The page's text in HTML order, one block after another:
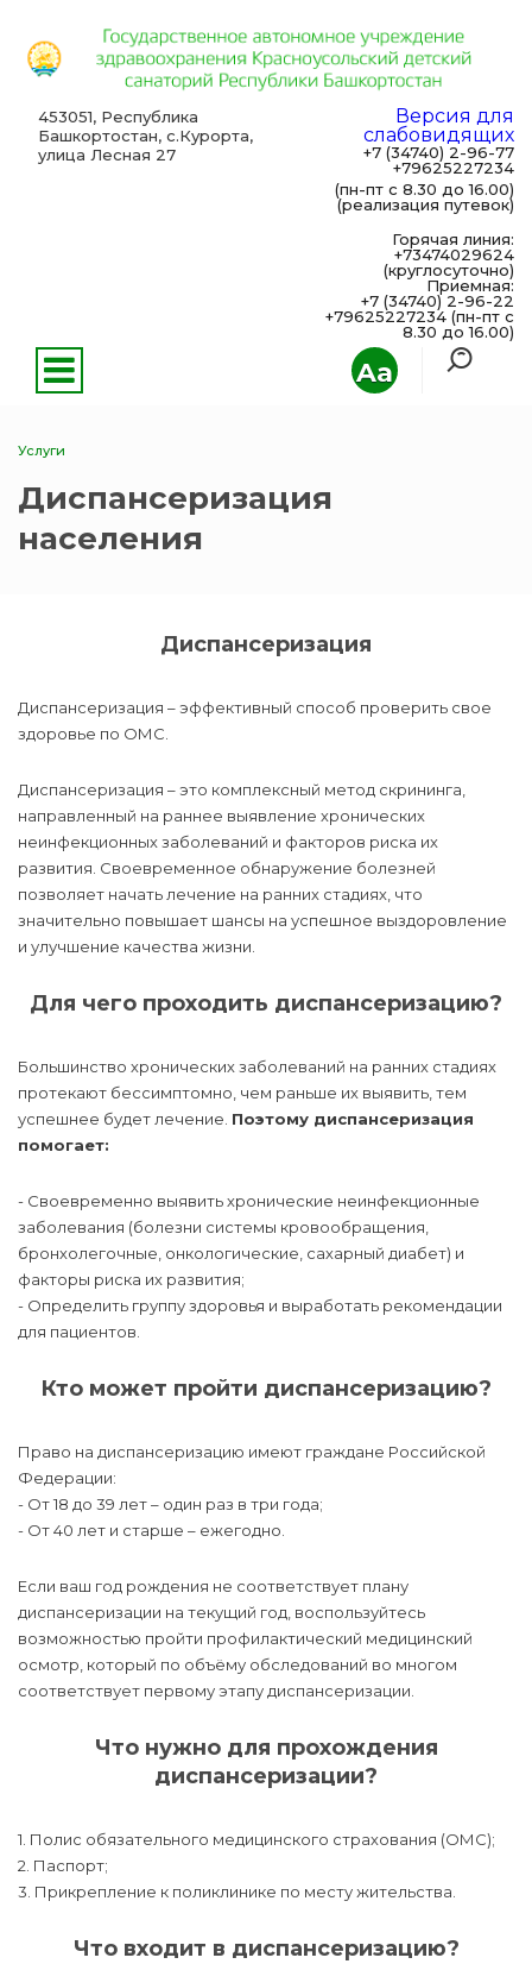
Aa
453051, Республика
Башкортостан, с.Курорта,
улица Лесная 27
Версия для
слабовидящих
+7 (34740) 2-96-77
+79625227234
(пн-пт с 8.30 до 16.00)
(реализация путевок)
Горячая линия:
+73474029624
(круглосуточно)
Приемная:
+7 (34740) 2-96-22
+79625227234 (пн-пт с
8.30 до 16.00)
Услуги
Диспансеризация
населения
Диспансеризация
Диспансеризация – эффективный способ проверить свое
здоровье по ОМС.
Диспансеризация – это комплексный метод скрининга,
направленный на раннее выявление хронических
неинфекционных заболеваний и факторов риска их
развития. Своевременное обнаружение болезней
позволяет начать лечение на ранних стадиях, что
значительно повышает шансы на успешное выздоровление
и улучшение качества жизни.
Для чего проходить диспансеризацию?
Большинство хронических заболеваний на ранних стадиях
протекают бессимптомно, чем раньше их выявить, тем
успешнее будет лечение. Поэтому диспансеризация
помогает:
- Своевременно выявить хронические неинфекционные
заболевания (болезни системы кровообращения,
бронхолегочные, онкологические, сахарный диабет) и
факторы риска их развития;
- Определить группу здоровья и выработать рекомендации
для пациентов.
Кто может пройти диспансеризацию?
Право на диспансеризацию имеют граждане Российской
Федерации:
- От 18 до 39 лет – один раз в три года;
- От 40 лет и старше – ежегодно.
Если ваш год рождения не соответствует плану
диспансеризации на текущий год, воспользуйтесь
возможностью пройти профилактический медицинский
осмотр, который по объёму обследований во многом
соответствует первому этапу диспансеризации.
Что нужно для прохождения
диспансеризации?
1. Полис обязательного медицинского страхования (ОМС);
2. Паспорт;
3. Прикрепление к поликлинике по месту жительства.
Что входит в диспансеризацию?